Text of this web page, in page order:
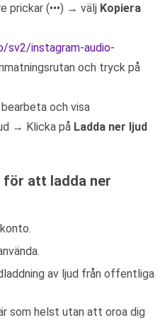
prickar (•••) → välj Kopiera
sv2/instagram-audio-
och tryck på
och visa
→ Klicka på Ladda ner ljud
för att ladda ner
av ljud från offentliga
som helst utan att oroa dig